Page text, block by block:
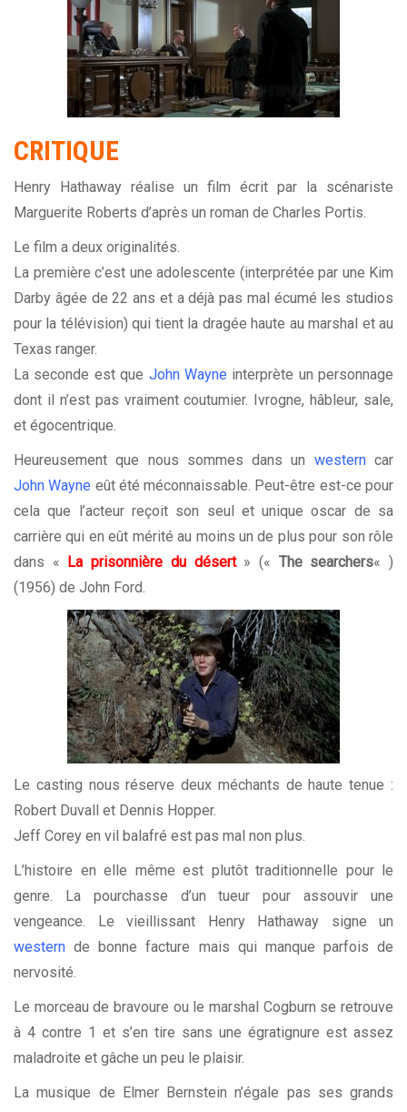
CRITIQUE
Henry Hathaway réalise un film écrit par la scénariste
Marguerite Roberts d’après un roman de Charles Portis.
Le film a deux originalités.
La première c’est une adolescente (interprétée par une Kim
Darby âgée de 22 ans et a déjà pas mal écumé les studios
pour la télévision) qui tient la dragée haute au marshal et au
Texas ranger.
La seconde est que John Wayne interprète un personnage
dont il n’est pas vraiment coutumier. Ivrogne, hâbleur, sale,
et égocentrique.
Heureusement que nous sommes dans un westerncar
John Wayne eût été méconnaissable. Peut-être est-ce pour
cela que l’acteur reçoit son seul et unique oscar de sa
carrière qui en eût mérité au moins un de plus pour son rôle
dans «
La prisonnière du désert» (« The searchers« )
(1956) de John Ford.
Le casting nous réserve deux méchants de haute tenue :
Robert Duvall et Dennis Hopper.
Jeff Corey en vil balafré est pas mal non plus.
L’histoire en elle même est plutôt traditionnelle pour le
genre. La pourchasse d’un tueur pour assouvir une
vengeance. Le vieillissant Henry Hathaway signe un
western de bonne facture mais qui manque parfois de
nervosité.
Le morceau de bravoure ou le marshal Cogburn se retrouve
à 4 contre 1 et s’en tire sans une égratignure est assez
maladroite et gâche un peu le plaisir.
La musique de Elmer Bernstein n’égale pas ses grands